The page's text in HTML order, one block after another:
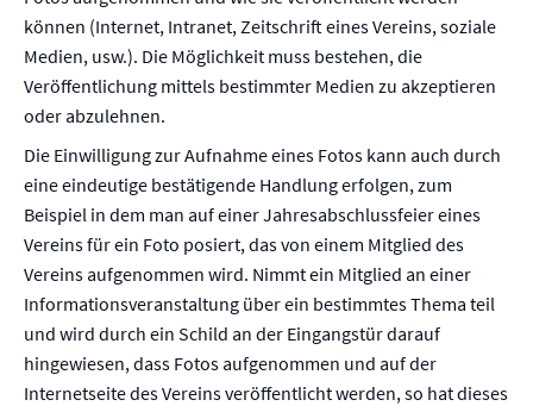
können (Internet, Intranet, Zeitschrift eines Vereins, soziale
Medien, usw.). Die Möglichkeit muss bestehen, die
Veröffentlichung mittels bestimmter Medien zu akzeptieren
oder abzulehnen.
Die Einwilligung zur Aufnahme eines Fotos kann auch durch
eine eindeutige bestätigende Handlung erfolgen, zum
Beispiel in dem man auf einer Jahresabschlussfeier eines
Vereins für ein Foto posiert, das von einem Mitglied des
Vereins aufgenommen wird. Nimmt ein Mitglied an einer
Informationsveranstaltung über ein bestimmtes Thema teil
und wird durch ein Schild an der Eingangstür darauf
hingewiesen, dass Fotos aufgenommen und auf der
Internetseite des Vereins veröffentlicht werden, so hat dieses